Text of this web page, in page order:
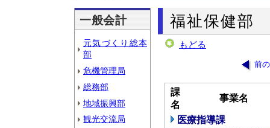
一般会計
元気づくり総本
部
危機管理局
総務部
地域振興部
観光交流局
福祉保健部
もどる
前
課
名
事業名
医療指導課